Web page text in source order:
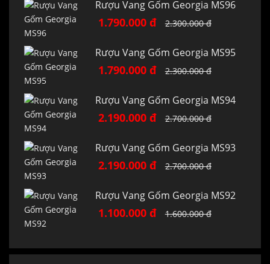
Rượu Vang Gốm Georgia MS96
1.790.000 đ 2.300.000 đ
Rượu Vang Gốm Georgia MS95
1.790.000 đ 2.300.000 đ
Rượu Vang Gốm Georgia MS94
2.190.000 đ 2.700.000 đ
Rượu Vang Gốm Georgia MS93
2.190.000 đ 2.700.000 đ
Rượu Vang Gốm Georgia MS92
1.100.000 đ 1.600.000 đ